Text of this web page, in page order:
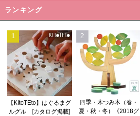
ランキング
1
【KItoTEto】はぐるまグ
ルグル [カタログ掲載]
2
四季・木つみ木（春・
夏・秋・冬）《2018グ